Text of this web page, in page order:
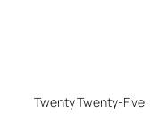
Twenty Twenty-Five